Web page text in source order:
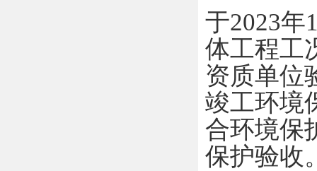
于2023年
体工程工
资质单位
竣工环境
合环境保
保护验收